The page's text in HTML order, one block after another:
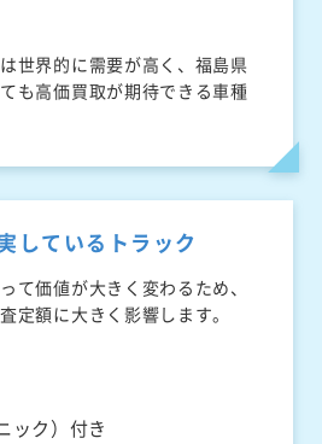
世界的に需要が高く、福島県
も高価買取が期待できる車種
しているトラック
て価値が大きく変わるため、
定額に大きく影響します。
ック）付き